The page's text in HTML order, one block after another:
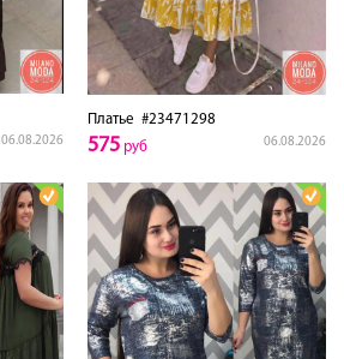
06.08.2026
Платье #23471298
06.08.2026
575 руб